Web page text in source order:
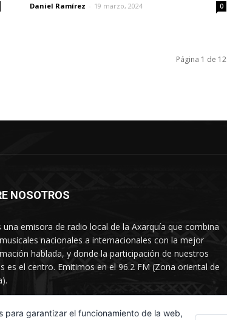
Daniel Ramírez - 19 marzo, 2024 0
Página 1 de 12
NOSOTROS
una emisora de radio local de la Axarquía que combina
nacionales a internacionales con la mejor
hablada, y donde la participación de nuestros
es el centro. Emitimos en el 96.2 FM (Zona oriental de
para garantizar el funcionamiento de la web,